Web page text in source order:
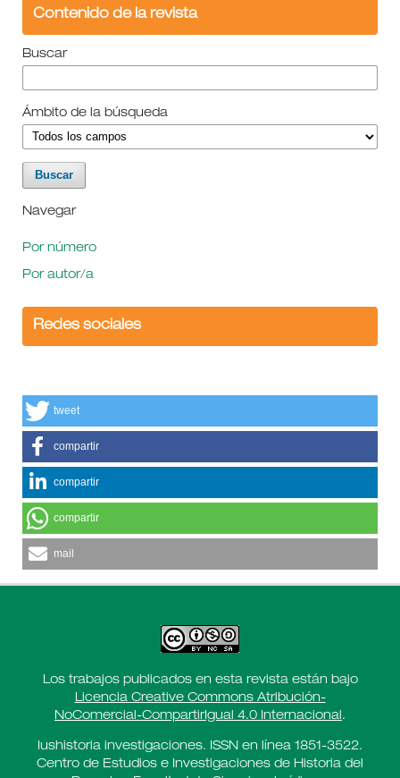
Contenido de la revista
Buscar
Ámbito de la búsqueda
Navegar
Por número
Por autor/a
Redes sociales
tweet
compartir
compartir
compartir
mail
Los trabajos publicados en esta revista están bajo
Licencia Creative Commons Atribución-
NoComercial-CompartirIgual 4.0 Internacional .
Iushistoria investigaciones. ISSN en línea 1851-3522.
Centro de Estudios e Investigaciones de Historia del